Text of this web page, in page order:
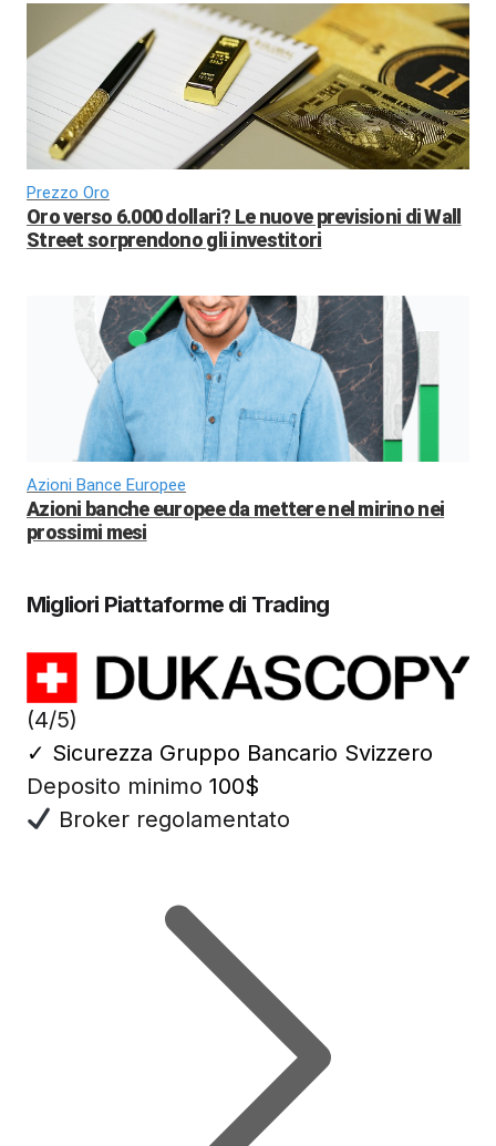
Prezzo Oro
Oro verso 6.000 dollari? Le nuove previsioni di Wall
Street sorprendono gli investitori
Azioni Bance Europee
Azioni banche europee da mettere nel mirino nei
prossimi mesi
Migliori Piattaforme di Trading
(4/5)
✓ Sicurezza Gruppo Bancario Svizzero
Deposito minimo 100$
Broker regolamentato